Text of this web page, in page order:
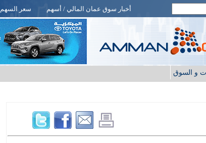
أخبار سوق عمان المالي / أسهم سعر السهم
و السوق